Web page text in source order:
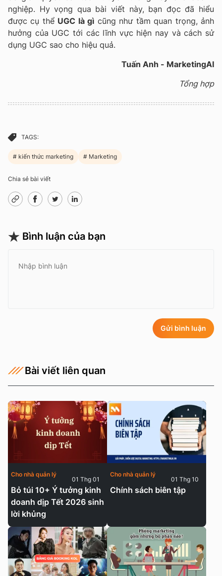
nghiệp. Hy vọng qua bài viết này, bạn đọc đã hiểu
được cụ thể UGC là gì cũng như tầm quan trọng, ảnh
hưởng của UGC tới các lĩnh vực hiện nay và cách sử
dụng UGC sao cho hiệu quả.
Tuấn Anh - MarketingAI
Tổng hợp
TAGS:
kiến thức marketing Marketing
Chia sẻ bài viết
Bình luận của bạn
Gửi bình luận
Bài viết liên quan
Bỏ túi 10+ Ý tưởng kinh
doanh dịp Tết 2026 sinh
lời khủng
Cho nhà quản lý
01 Thg 01
Chính sách biên tập
Cho nhà quản lý
01 Thg 10